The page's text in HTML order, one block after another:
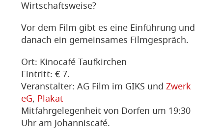
Wirtschaftsweise?
Vor dem Film gibt es eine Einführung und
danach ein gemeinsames Filmgespräch.
Ort: Kinocafé Taufkirchen
Eintritt: € 7.-
Veranstalter: AG Film im GIKS und Zwerk
eG, Plakat
Mitfahrgelegenheit von Dorfen um 19:30
Uhr am Johanniscafé.